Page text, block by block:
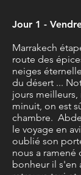
Jour 1 -
Marrakech
route des
neiges
du désert ...
jours meilleurs,
minuit, on est
chambre.
le voyage en
oublié son
nous a
bonheur il s'en